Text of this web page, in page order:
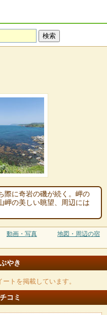
際に奇岩の磯が続く。岬の
岬の美しい眺望、周辺には
動画・写真 地図・周辺の宿
やき
トを掲載しています。
コミ